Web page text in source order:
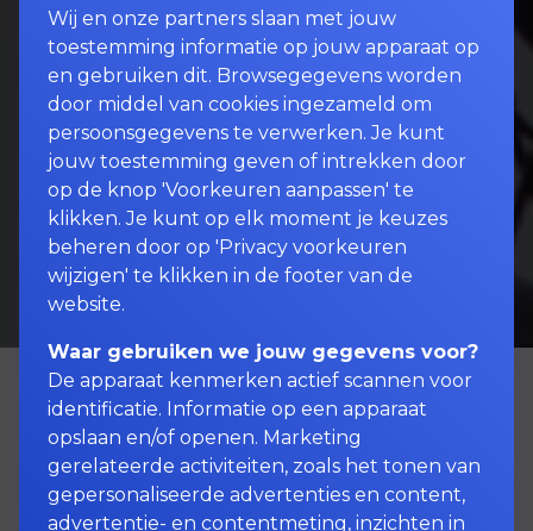
Bij Schippers Assurantiën &
Hypotheken & Makelaardij
Wij en onze partners slaan met jouw
toestemming informatie op jouw apparaat op
en gebruiken dit. Browsegegevens worden
door middel van cookies ingezameld om
persoonsgegevens te verwerken. Je kunt
jouw toestemming geven of intrekken door
op de knop 'Voorkeuren aanpassen' te
klikken. Je kunt op elk moment je keuzes
beheren door op 'Privacy voorkeuren
wijzigen' te klikken in de footer van de
website.
Waar gebruiken we jouw gegevens voor?
De apparaat kenmerken actief scannen voor
identificatie. Informatie op een apparaat
opslaan en/of openen. Marketing
gerelateerde activiteiten, zoals het tonen van
gepersonaliseerde advertenties en content,
advertentie- en contentmeting, inzichten in